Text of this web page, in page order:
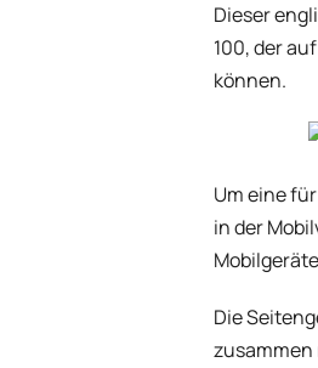
Dieser
100, der
können.
Um eine
in der
Die
zusammen